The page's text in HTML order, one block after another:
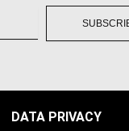
DATA PRIVACY